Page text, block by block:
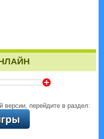
Z
версии, перейдите в раздел: